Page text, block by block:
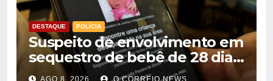
DESTAQUE POLÍCIA
Suspeito de envolvimento em
sequestro de bebê de 28 dias
é preso na Capital
AGO 8, 2026 O CORREIO NEWS